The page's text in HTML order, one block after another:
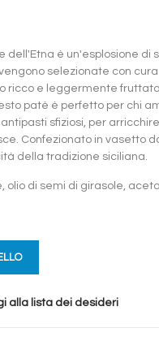
dell'Etna è un'esplosione
selezionate con
ricco e leggermente
patè è perfetto per chi
sfiziosi, per
Confezionato in vasetto
della tradizione siciliana.
olio di semi di girasole,
alla lista dei desideri